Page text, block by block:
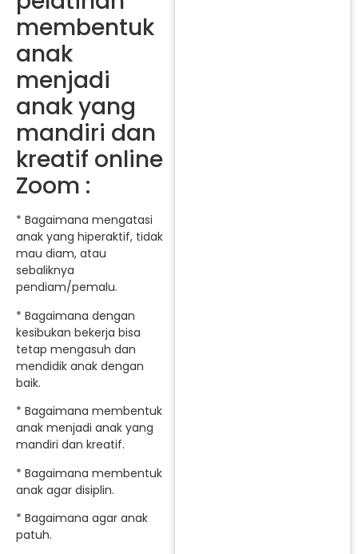
membentuk
anak
menjadi
anak yang
mandiri dan
kreatif online
Zoom :
* Bagaimana mengatasi
anak yang hiperaktif, tidak
mau diam, atau
sebaliknya
pendiam/pemalu.
* Bagaimana dengan
kesibukan bekerja bisa
tetap mengasuh dan
mendidik anak dengan
baik.
* Bagaimana membentuk
anak menjadi anak yang
mandiri dan kreatif.
* Bagaimana membentuk
anak agar disiplin.
* Bagaimana agar anak
patuh.